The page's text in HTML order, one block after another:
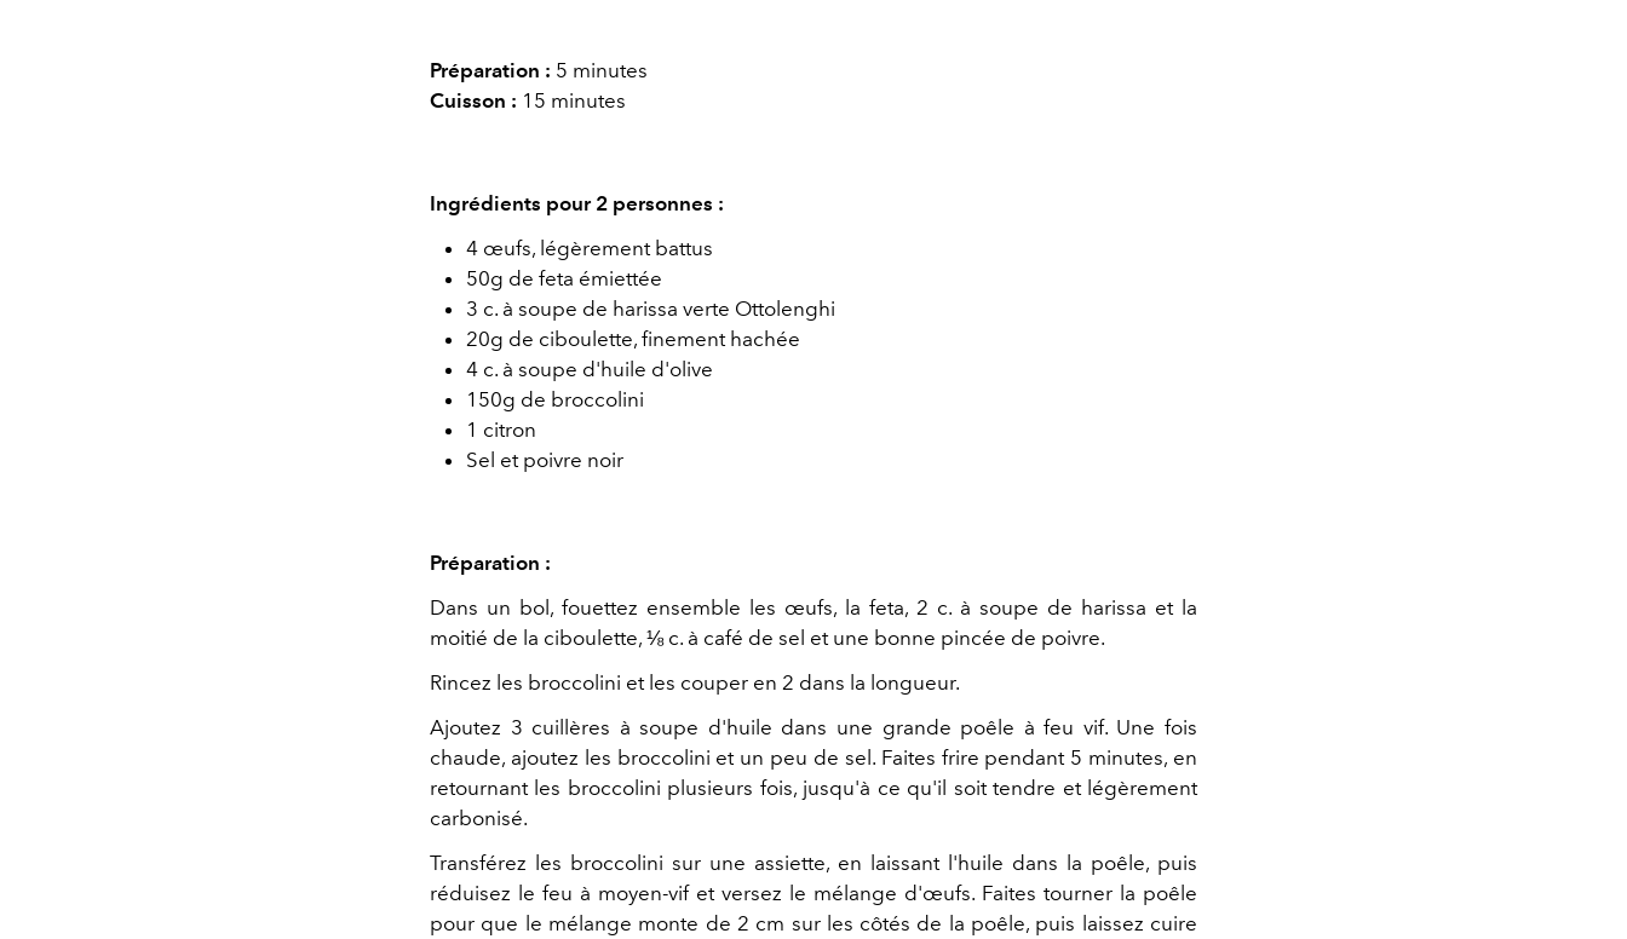
Préparation : 5 minutes
Cuisson : 15 minutes
Ingrédients pour 2 personnes :
4 œufs, légèrement battus
50g de feta émiettée
3 c. à soupe de harissa verte Ottolenghi
20g de ciboulette, finement hachée
4 c. à soupe d'huile d'olive
150g de broccolini
1 citron
Sel et poivre noir
Préparation :
Dans un bol, fouettez ensemble les œufs, la feta, 2 c. à soupe de harissa et la
moitié de la ciboulette, ⅛c. à café de sel et une bonne pincée de poivre.
Rincez les broccolini et les couper en 2 dans la longueur.
Ajoutez 3 cuillères à soupe d'huile dans une grande poêle à feu vif. Une fois
chaude, ajoutez les broccolini et un peu de sel. Faites frire pendant 5 minutes, en
retournant les broccolini plusieurs fois, jusqu'à ce qu'il soit tendre et légèrement
carbonisé.
Transférez les broccolini sur une assiette, en laissant l'huile dans la poêle, puis
réduisez le feu à moyen-vif et versez le mélange d'œufs. Faites tourner la poêle
pour que le mélange monte de 2 cm sur les côtés de la poêle, puis laissez cuire